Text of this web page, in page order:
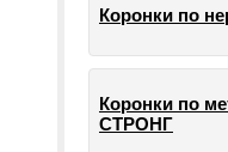
Коронки по
Коронки по
СТРОНГ